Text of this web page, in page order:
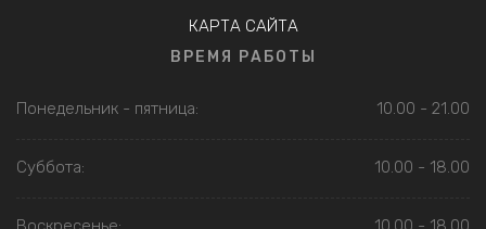
КАРТА САЙТА
ВРЕМЯ РАБОТЫ
Понедельник - пятница: 10.00 - 21.00
Суббота: 10.00 - 18.00